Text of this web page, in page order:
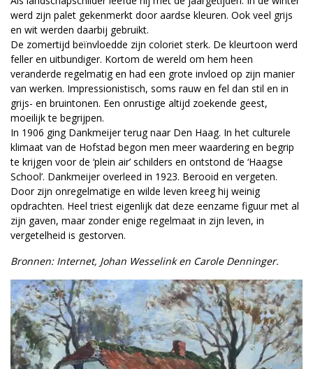
werd zijn palet gekenmerkt door aardse kleuren. Ook veel grijs
en wit werden daarbij gebruikt.
De zomertijd beïnvloedde zijn coloriet sterk. De kleurtoon werd
feller en uitbundiger. Kortom de wereld om hem heen
veranderde regelmatig en had een grote invloed op zijn manier
van werken. Impressionistisch, soms rauw en fel dan stil en in
grijs- en bruintonen. Een onrustige altijd zoekende geest,
moeilijk te begrijpen.
In 1906 ging Dankmeijer terug naar Den Haag. In het culturele
klimaat van de Hofstad begon men meer waardering en begrip
te krijgen voor de ‘plein air’ schilders en ontstond de ‘Haagse
School’. Dankmeijer overleed in 1923. Berooid en vergeten.
Door zijn onregelmatige en wilde leven kreeg hij weinig
opdrachten. Heel triest eigenlijk dat deze eenzame figuur met al
zijn gaven, maar zonder enige regelmaat in zijn leven, in
vergetelheid is gestorven.
Bronnen: Internet, Johan Wesselink en Carole Denninger.